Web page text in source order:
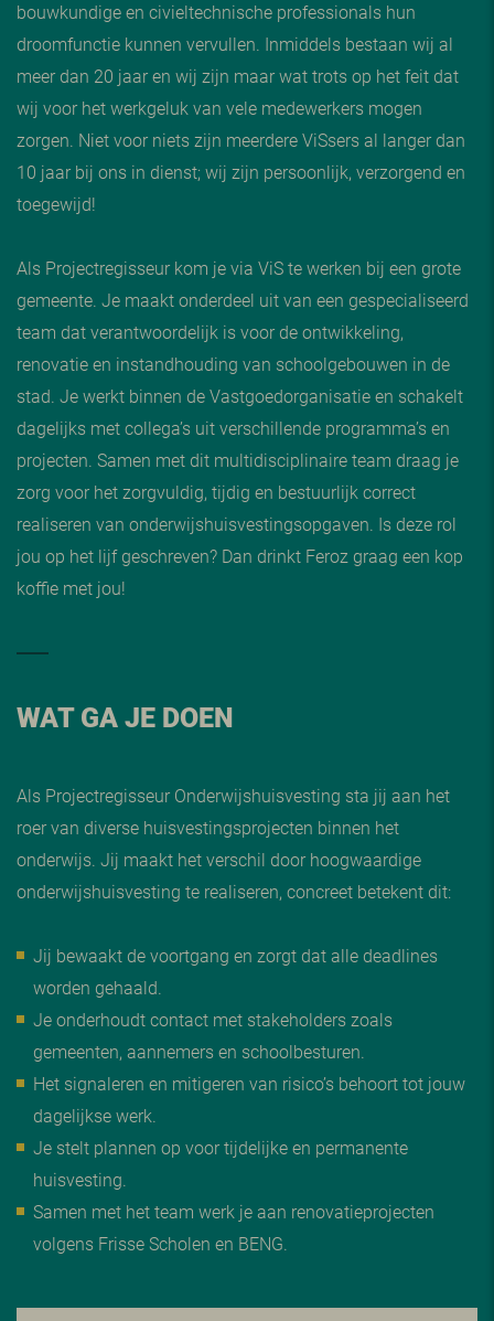
bouwkundige en civieltechnische professionals hun
droomfunctie kunnen vervullen. Inmiddels bestaan wij al
meer dan 20 jaar en wij zijn maar wat trots op het feit dat
wij voor het werkgeluk van vele medewerkers mogen
zorgen. Niet voor niets zijn meerdere ViSsers al langer dan
10 jaar bij ons in dienst; wij zijn persoonlijk, verzorgend en
toegewijd!
Als Projectregisseur kom je via ViS te werken bij een grote
gemeente. Je maakt onderdeel uit van een gespecialiseerd
team dat verantwoordelijk is voor de ontwikkeling,
renovatie en instandhouding van schoolgebouwen in de
stad. Je werkt binnen de Vastgoedorganisatie en schakelt
dagelijks met collega’s uit verschillende programma’s en
projecten. Samen met dit multidisciplinaire team draag je
zorg voor het zorgvuldig, tijdig en bestuurlijk correct
realiseren van onderwijshuisvestingsopgaven. Is deze rol
jou op het lijf geschreven? Dan drinkt Feroz graag een kop
koffie met jou!
WAT GA JE DOEN
Als Projectregisseur Onderwijshuisvesting sta jij aan het
roer van diverse huisvestingsprojecten binnen het
onderwijs. Jij maakt het verschil door hoogwaardige
onderwijshuisvesting te realiseren, concreet betekent dit:
Jij bewaakt de voortgang en zorgt dat alle deadlines
worden gehaald.
Je onderhoudt contact met stakeholders zoals
gemeenten, aannemers en schoolbesturen.
Het signaleren en mitigeren van risico’s behoort tot jouw
dagelijkse werk.
Je stelt plannen op voor tijdelijke en permanente
huisvesting.
Samen met het team werk je aan renovatieprojecten
volgens Frisse Scholen en BENG.